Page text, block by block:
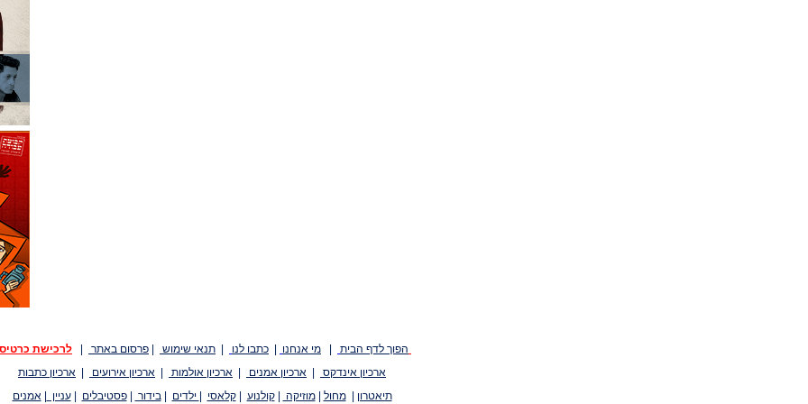
הפוך לדף הבית מי אנחנו כתבו לנו תנאי שימוש פרסום באתר
לרכישת
ארכיון אינדקס
ארכיון אמנים ארכיון אולמות ארכיון אירועים
ארכיון כתבות
תיאטרון
|מחול |מוזיקה |קולנוע |קלאסי ילדים |בידור |פסטיבלים |עניין |אמנים